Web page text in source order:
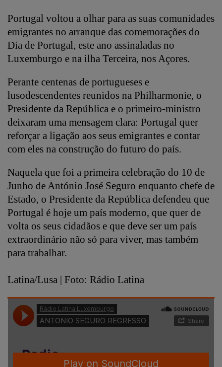
Portugal voltou a olhar para as suas comunidades
emigrantes no arranque das comemorações do
Dia de Portugal, este ano assinaladas no
Luxemburgo e na ilha Terceira, nos Açores.
Perante centenas de portugueses e
lusodescendentes reunidos na Philharmonie, o
Presidente da República e o primeiro-ministro
deixaram uma mensagem clara: Portugal quer
reforçar a ligação aos seus emigrantes e contar
com eles na construção do futuro do país.
Naquela que foi a primeira celebração do 10 de
Junho de António José Seguro enquanto chefe de
Estado, o Presidente da República defendeu que
Portugal é hoje um país moderno, que quer de
volta os seus cidadãos e que deve ser um país
extraordinário não só para viver, mas também
para trabalhar.
Latina/Lusa | Foto: Rádio Latina